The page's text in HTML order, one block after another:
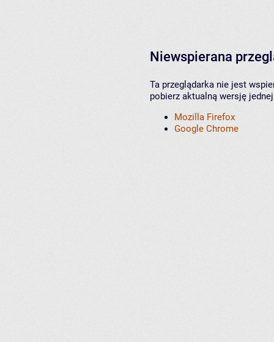
Niewspierana
Ta przeglądarka nie jest
pobierz aktualną wersję
Mozilla Firefox
Google Chrome